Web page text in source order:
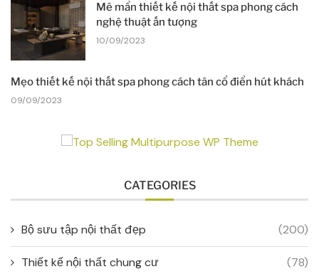
Mê mẩn thiết kế nội thất spa phong cách
nghệ thuật ấn tượng
10/09/2023
Mẹo thiết kế nội thất spa phong cách tân cổ điển hút khách
09/09/2023
CATEGORIES
Bộ sưu tập nội thất đẹp (200)
Thiết kế nội thất chung cư (78)